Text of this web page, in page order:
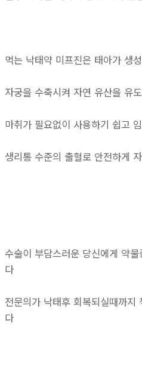
먹는 낙태약 미프진은 태아가 생
자궁을 수축시켜 자연 유산을 유
마취가 필요없이 사용하기 쉽고
생리통 수준의 출혈로 안전하게
수술이 부담스러운 당신에게 약
다
전문의가 낙태후 회복되실때까지
다